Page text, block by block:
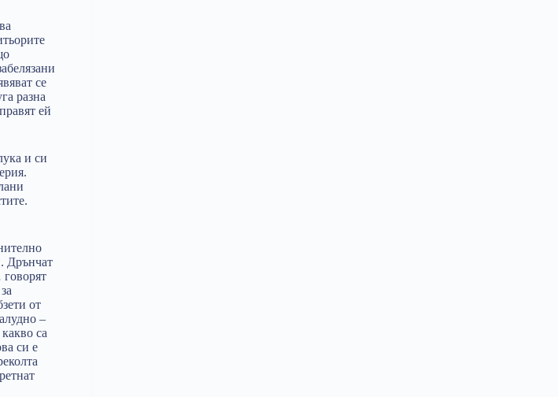
се
разна
ей
и си
Дрънчат
от
–
са
си е